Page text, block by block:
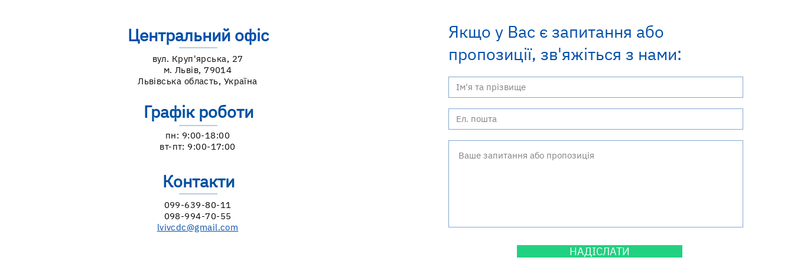
Центральний офіс
вул. Круп'ярська, 27
м. Львів, 79014
Львівська область, Україна
Графік роботи
пн: 9:00-18:00
вт-пт: 9:00-17:00
Контакти
099-639-80-11
098-994-70-55
lvivcdc@gmail.com
Якщо у Вас є запитання або
пропозиції, зв'яжіться з нами:
НАДІСЛАТИ